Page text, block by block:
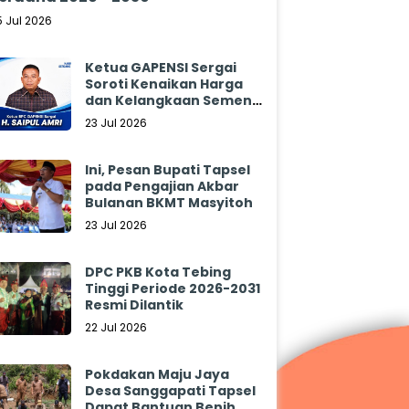
Jul 2026
Ketua GAPENSI Sergai
Soroti Kenaikan Harga
dan Kelangkaan Semen,
Minta Pemerintah
23 Jul 2026
Ini, Pesan Bupati Tapsel
pada Pengajian Akbar
Bulanan BKMT Masyitoh
23 Jul 2026
DPC PKB Kota Tebing
Tinggi Periode 2026-2031
Resmi Dilantik
22 Jul 2026
Pokdakan Maju Jaya
Desa Sanggapati Tapsel